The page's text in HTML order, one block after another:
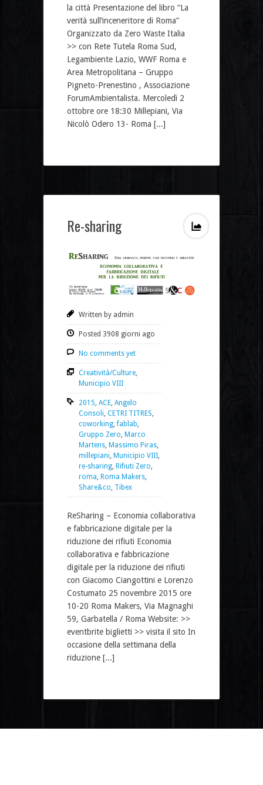
la città Presentazione del libro “La
verità sull’inceneritore di Roma”
Organizzato da Zero Waste Italia
>> con Rete Tutela Roma Sud,
Legambiente Lazio, WWF Roma e
Area Metropolitana – Gruppo
Pigneto-Prenestino , Associazione
ForumAmbientalista. Mercoledì 2
ottobre ore 18:30 Millepiani, Via
Nicolò Odero 13- Roma [...]
Re-sharing
Written by admin
Posted 3908 giorni ago
No comments yet
Creatività/Culture,
Municipio VIII
2015, ACE, Angelo
Consoli, CETRI TITRES,
coworking,fablab,
Gruppo Zero, Marco
Martens, Massimo Piras,
millepiani, Municipio VIII,
re-sharing, Rifiuti Zero,
roma, Roma Makers,
Share&co, Tibex
ReSharing – Economia collaborativa
e fabbricazione digitale per la
riduzione dei rifiuti Economia
collaborativa e fabbricazione
digitale per la riduzione dei rifiuti
con Giacomo Ciangottini e Lorenzo
Costumato 25 novembre 2015 ore
10-20 Roma Makers, Via Magnaghi
59, Garbatella / Roma Website: >>
eventbrite biglietti >> visita il sito In
occasione della settimana della
riduzione [...]